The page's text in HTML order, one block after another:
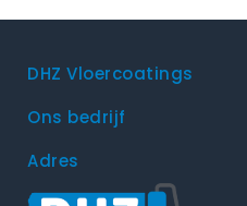
DHZ Vloercoatings
Ons bedrijf
Adres